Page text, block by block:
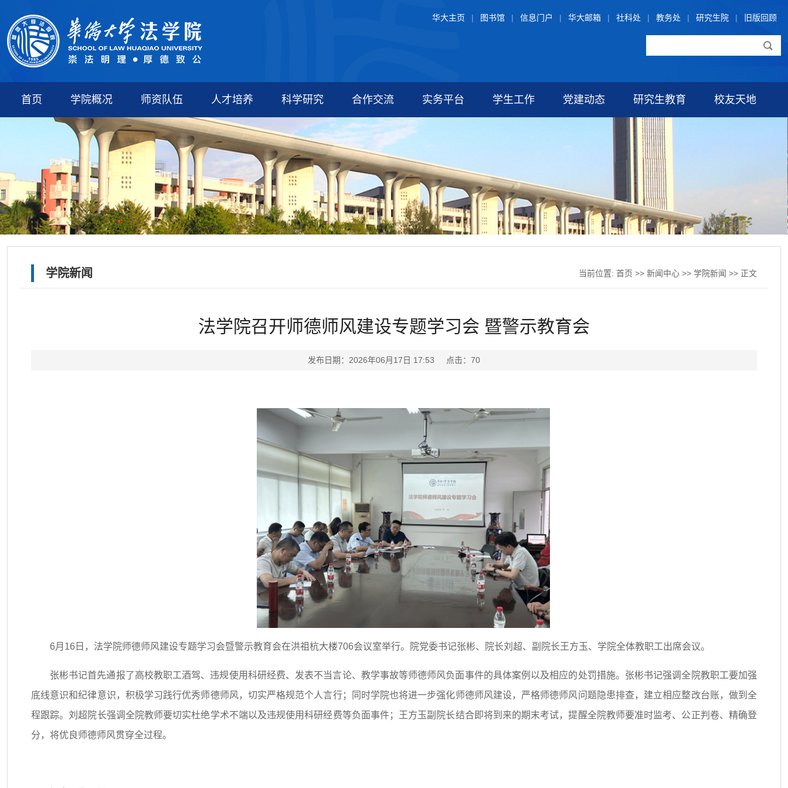
华大主页 | 图书馆 | 信息门户 | 华大邮箱 | 社科处 | 教务处 | 研究生院 | 旧版回顾
首页 学院概况 师资队伍 人才培养 科学研究 合作交流 实务平台 学生工作 党建动态 研究生教育 校友天地
学院新闻 当前位置: 首页 >> 新闻中心 >> 学院新闻 >> 正文
法学院召开师德师风建设专题学习会 暨警示教育会
发布日期：2026年06月17日 17:53 点击： 70
6月16日，法学院师德师风建设专题学习会暨警示教育会在洪祖杭大楼706会议室举行。院党委书记张彬、院长刘超、副院长王方玉、学院全体教职工出席会议。
张彬书记首先通报了高校教职工酒驾、违规使用科研经费、发表不当言论、教学事故等师德师风负面事件的具体案例以及相应的处罚措施。张彬书记强调全院教职工要加强
底线意识和纪律意识，积极学习践行优秀师德师风，切实严格规范个人言行；同时学院也将进一步强化师德师风建设，严格师德师风问题隐患排查，建立相应整改台账，做到全
程跟踪。刘超院长强调全院教师要切实杜绝学术不端以及违规使用科研经费等负面事件；王方玉副院长结合即将到来的期末考试，提醒全院教师要准时监考、公正判卷、精确登
分，将优良师德师风贯穿全过程。